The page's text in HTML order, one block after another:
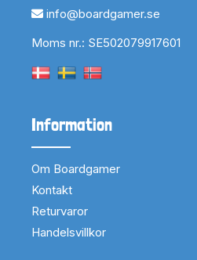
info@boardgamer.se
Moms nr.: SE502079917601
Information
Om Boardgamer
Kontakt
Returvaror
Handelsvillkor